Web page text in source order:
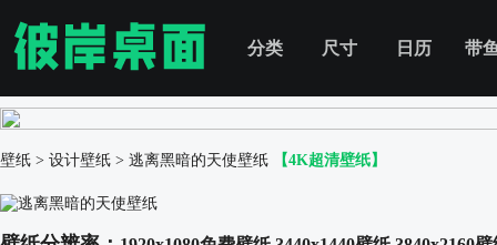
分类 尺寸 日历 带
壁纸 > 设计壁纸 > 逃离黑暗的天使壁纸 【4K超清壁纸】